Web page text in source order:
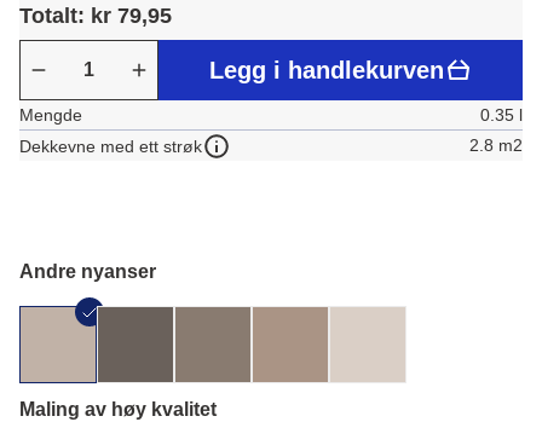
Totalt: kr 79,95
Legg i handlekurven
Mengde
0.35 l
Dekkevne med ett strøk
2.8 m2
Andre nyanser
Maling av høy kvalitet